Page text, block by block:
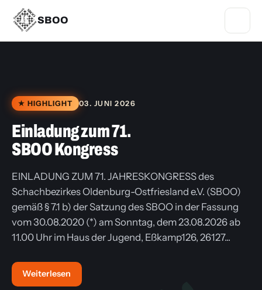
SBOO
★ HIGHLIGHT 03. JUNI 2026
Einladung zum 71.
SBOO Kongress
EINLADUNG ZUM 71. JAHRESKONGRESS des
Schachbezirkes Oldenburg-Ostfriesland e.V. (SBOO)
gemäß § 7.1 b) der Satzung des SBOO in der Fassung
vom 30.08.2020 (*) am Sonntag, dem 23.08.2026 ab
11.00 Uhr im Haus der Jugend, Eßkamp126, 26127...
Weiterlesen